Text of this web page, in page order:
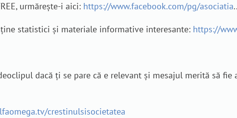
urmărește-i aici: https://www.facebook.com/pg/asociatia
statistici și materiale informative interesante: https://
dacă ți se pare că e relevant și mesajul merită să fie
crestinulsisocietatea